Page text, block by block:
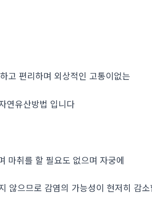
고 편리하며 외상적인 고통이없는
연유산방법 입니다
마취를 할 필요도 없으며 자궁에
않으므로 감염의 가능성이 현저히 감